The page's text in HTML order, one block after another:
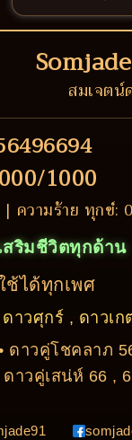
สมเจต
1000
ความร้าย ทุกข์: 0
สริมชีวิตทุกด้าน
ช้ได้ทุกเพศ
าวศุกร์ , ดาวเก
ดาวคู่โชคลาภ
าวคู่เสน่ห์ 66 ,